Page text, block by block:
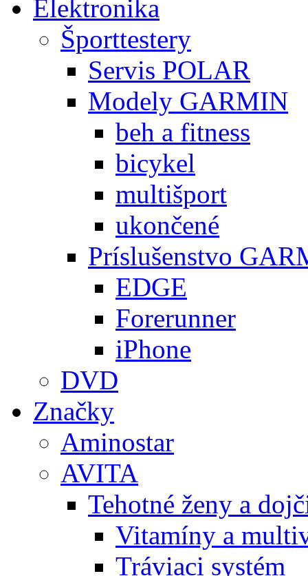
Elektronika
Športtestery
Servis POLAR
Modely GARMIN
beh a fitness
bicykel
multišport
ukončené
Príslušenstvo
EDGE
Forerunner
iPhone
DVD
Značky
Aminostar
AVITA
Tehotné ženy a
Vitamíny a
Tráviaci systém